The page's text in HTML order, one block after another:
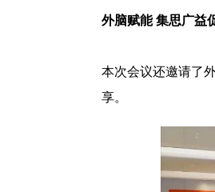
外脑赋能 集思广益
本次会议还邀请了
享。